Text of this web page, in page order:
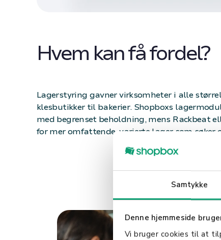
Samtykke
Denne hjemmeside
Vi bruger cookies til at
Hvem kan få fordel?​
Lagerstyring gavner virksomheter i alle
klesbutikker til bakerier. Shopboxs
med begrenset beholdning, mens Rackbeat
for mer omfattende, varierte lager som søker